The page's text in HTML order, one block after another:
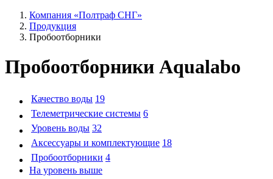
Компания «Полтраф СНГ»
Продукция
Пробоотборники
Пробоотборники Aqualabo
Качество воды 19
Телеметрические системы 6
Уровень воды 32
Аксессуары и комплектующие 18
Пробоотборники 4
На уровень выше